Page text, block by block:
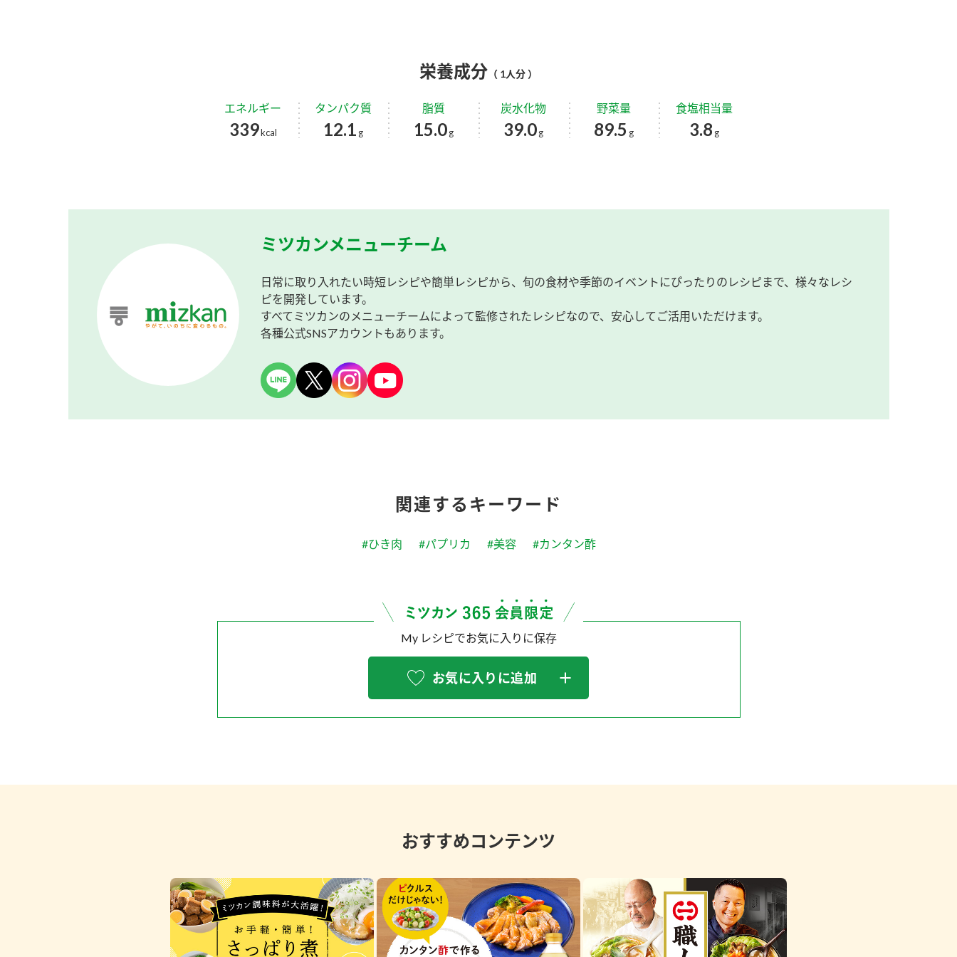
栄養成分 （ 1人分 ）
エネルギー
339kcal
タンパク質
12.1 g
脂質
15.0 g
炭水化物
39.0g
野菜量
89.5 g
食塩相当量
3.8 g
ミツカンメニューチーム
日常に取り入れたい時短レシピや簡単レシピから、旬の食材や季節のイベントにぴったりのレシピまで、様々なレシ
ピを開発しています。
すべてミツカンのメニューチームによって監修されたレシピなので、安心してご活用いただけます。
各種公式SNSアカウントもあります。
関連するキーワード
#ひき肉 #パプリカ #美容 #カンタン酢
My レシピでお気に入りに保存
お気に入りに追加
おすすめコンテンツ